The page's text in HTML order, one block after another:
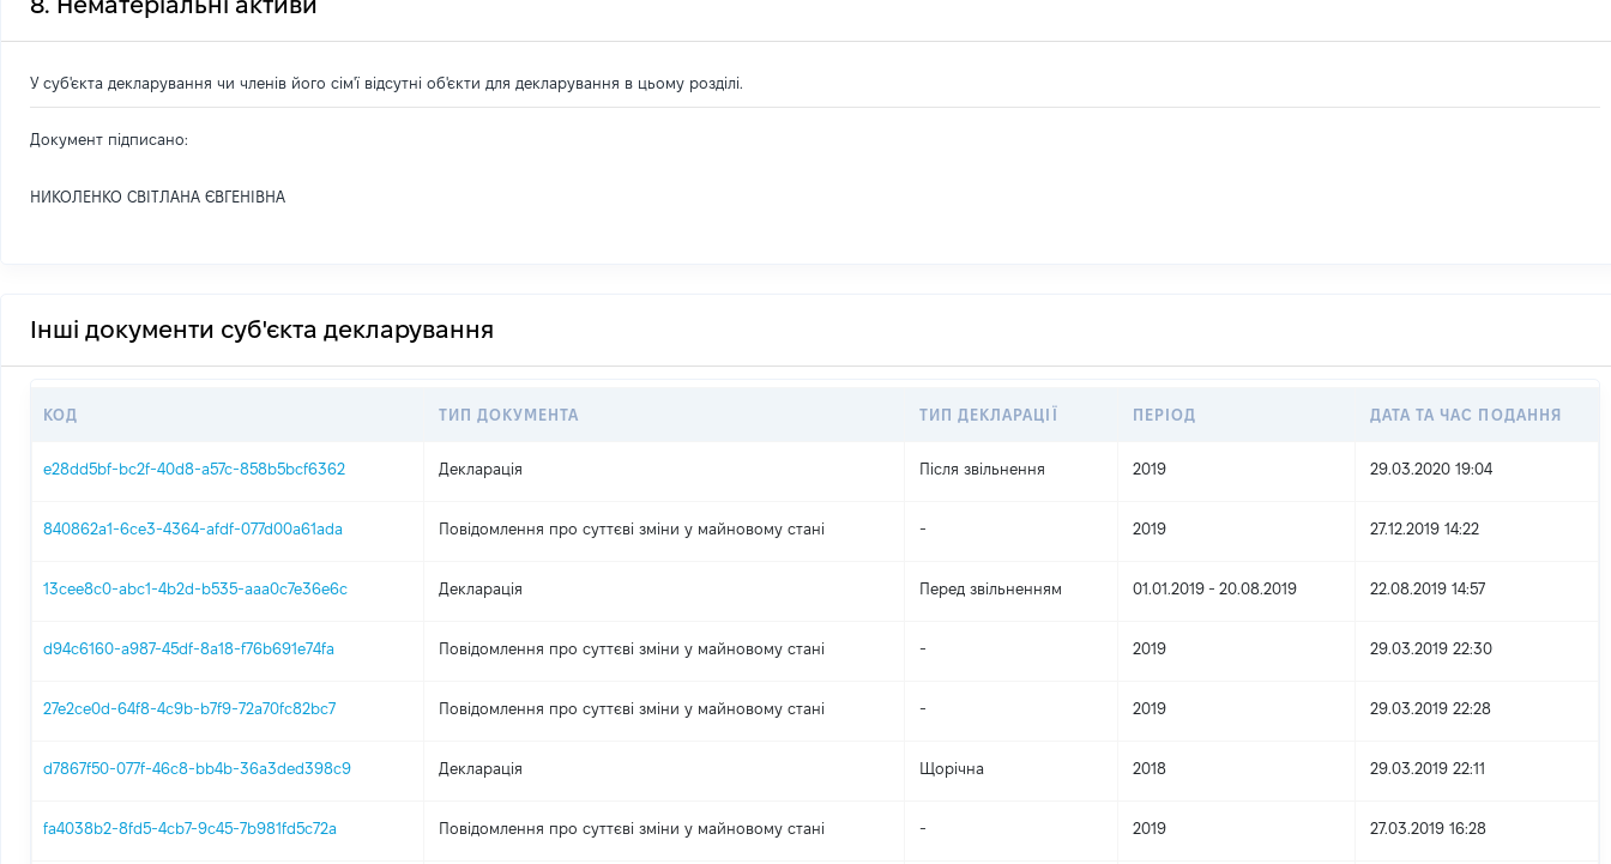
У суб'єкта декларування чи членів його сім'ї відсутні об'єкти для декларування в цьому розділі.
Документ підписано:
НИКОЛЕНКО СВІТЛАНА ЄВГЕНІВНА
Інші документи суб'єкта декларування
КОД ТИП ДОКУМЕНТА ТИП ДЕКЛАРАЦІЇ ПЕРІОД ДАТА ТА ЧАС ПОДАННЯ
e28dd5bf-bc2f-40d8-a57c-858b5bcf6362 Декларація Після звільнення 2019 29.03.2020 19:04
840862a1-6ce3-4364-afdf-077d00a61ada Повідомлення про суттєві зміни y майновому стані - 2019 27.12.2019 14:22
13cee8c0-abc1-4b2d-b535-aaa0c7e36e6c Декларація Перед звільненням 01.01.2019 - 20.08.2019 22.08.2019 14:57
d94c6160-a987-45df-8a18-f76b691e74fa Повідомлення про суттєві зміни y майновому стані - 2019 29.03.2019 22:30
27e2ce0d-64f8-4c9b-b7f9-72a70fc82bc7 Повідомлення про суттєві зміни y майновому стані - 2019 29.03.2019 22:28
d7867f50-077f-46c8-bb4b-36a3ded398c9 Декларація Щорічна 2018 29.03.2019 22:11
fa4038b2-8fd5-4cb7-9c45-7b981fd5c72a Повідомлення про суттєві зміни y майновому стані - 2019 27.03.2019 16:28